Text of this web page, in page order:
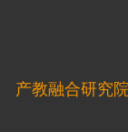
产教融合研究